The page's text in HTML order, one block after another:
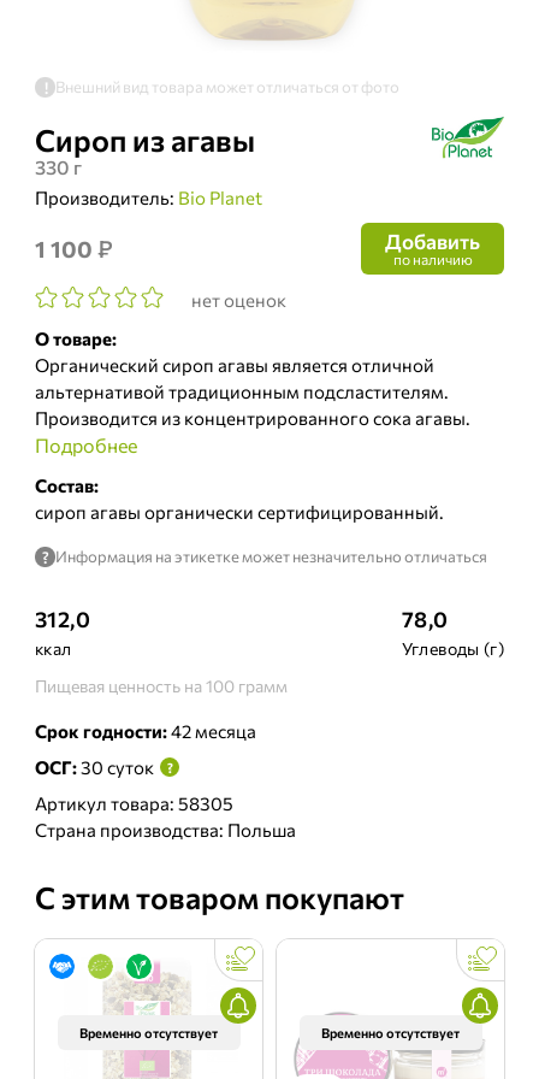
! Внешний вид товара может отличаться от фото
Сироп из агавы
330 г
Производитель: Bio Planet
1 100 ₽ Добавить
по наличию
нет оценок
О товаре:
Органический сироп агавы является отличной
альтернативой традиционным подсластителям.
Производится из концентрированного сока агавы.
Подробнее
Состав:
сироп агавы органически сертифицированный.
? Информация на этикетке может незначительно отличаться
312,0
ккал
78,0
Углеводы (г)
Пищевая ценность на 100 грамм
Срок годности:42 месяца
ОСГ:30 суток ?
Артикул товара: 58305
Страна производства: Польша
С этим товаром покупают
Временно отсутствует Временно отсутствует